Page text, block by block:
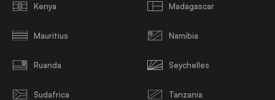
Kenya Madagascar
Mauritius Namibia
Ruanda Seychelles
Sudafrica Tanzania